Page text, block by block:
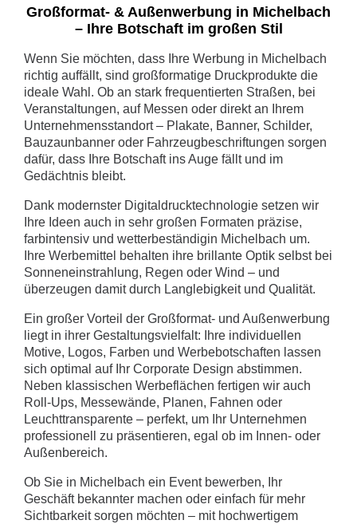
Großformat- & Außenwerbung in Michelbach
– Ihre Botschaft im großen Stil
Wenn Sie möchten, dass Ihre Werbung in Michelbach
richtig auffällt, sind großformatige Druckprodukte die
ideale Wahl. Ob an stark frequentierten Straßen, bei
Veranstaltungen, auf Messen oder direkt an Ihrem
Unternehmensstandort – Plakate, Banner, Schilder,
Bauzaunbanner oder Fahrzeugbeschriftungen sorgen
dafür, dass Ihre Botschaft ins Auge fällt und im
Gedächtnis bleibt.
Dank modernster Digitaldrucktechnologie setzen wir
Ihre Ideen auch in sehr großen Formaten präzise,
farbintensiv und wetterbeständigin Michelbach um.
Ihre Werbemittel behalten ihre brillante Optik selbst bei
Sonneneinstrahlung, Regen oder Wind – und
überzeugen damit durch Langlebigkeit und Qualität.
Ein großer Vorteil der Großformat- und Außenwerbung
liegt in ihrer Gestaltungsvielfalt: Ihre individuellen
Motive, Logos, Farben und Werbebotschaften lassen
sich optimal auf Ihr Corporate Design abstimmen.
Neben klassischen Werbeflächen fertigen wir auch
Roll-Ups, Messewände, Planen, Fahnen oder
Leuchttransparente – perfekt, um Ihr Unternehmen
professionell zu präsentieren, egal ob im Innen- oder
Außenbereich.
Ob Sie in Michelbach ein Event bewerben, Ihr
Geschäft bekannter machen oder einfach für mehr
Sichtbarkeit sorgen möchten – mit hochwertigem